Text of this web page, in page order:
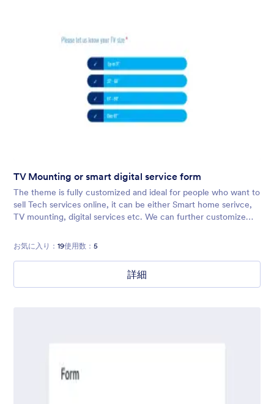
TV Mounting or smart digital service form
The theme is fully customized and ideal for people who want to
sell Tech services online, it can be either Smart home serivce,
TV mounting, digital services etc. We can further customize
Contact us i
お気に入り： 19使用数： 5
詳細